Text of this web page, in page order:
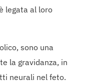
legata al loro
sono una
la gravidanza, in
neurali nel feto.